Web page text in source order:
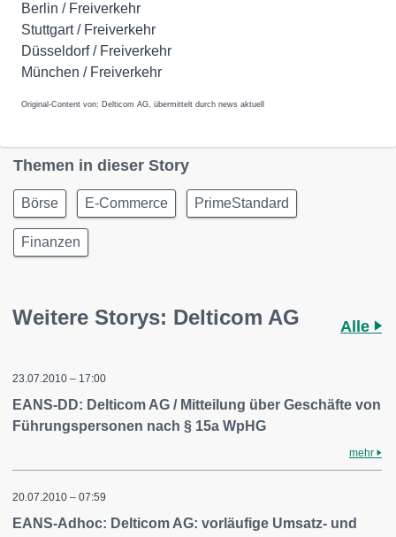
Berlin / Freiverkehr
Stuttgart / Freiverkehr
Düsseldorf / Freiverkehr
München / Freiverkehr
Original-Content von: Delticom AG, übermittelt durch news aktuell
Themen in dieser Story
Börse E-Commerce PrimeStandard
Finanzen
Weitere Storys: Delticom AG Alle
23.07.2010 – 17:00
EANS-DD: Delticom AG / Mitteilung über Geschäfte von
Führungspersonen nach § 15a WpHG
mehr
20.07.2010 – 07:59
EANS-Adhoc: Delticom AG: vorläufige Umsatz- und